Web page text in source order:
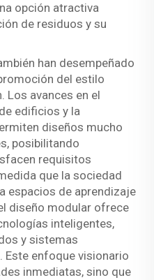
opción atractiva
de residuos y su
han desempeñado
del estilo
Los avances en el
edificios y la
diseños mucho
posibilitando
requisitos
que la sociedad
espacios de aprendizaje
diseño modular ofrece
inteligentes,
y sistemas
Este enfoque visionario
inmediatas, sino que